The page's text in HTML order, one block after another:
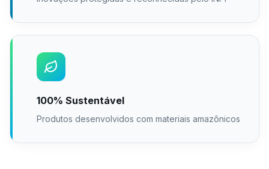
100% Sustentável
Produtos desenvolvidos com materiais amazônicos